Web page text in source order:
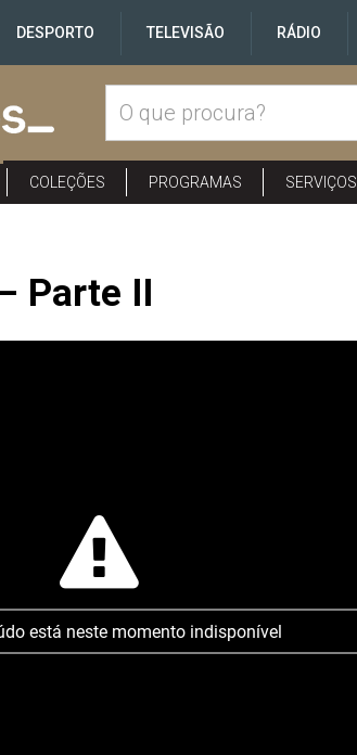
DESPORTO TELEVISÃO RÁDIO
COLEÇÕES PROGRAMAS SERVIÇOS
Parte II
está neste momento indisponível